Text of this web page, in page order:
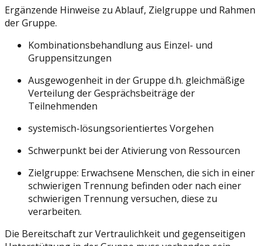
Ergänzende Hinweise zu Ablauf, Zielgruppe und Rahmen
der Gruppe.
Kombinationsbehandlung aus Einzel- und
Gruppensitzungen
Ausgewogenheit in der Gruppe d.h. gleichmäßige
Verteilung der Gesprächsbeiträge der
Teilnehmenden
systemisch-lösungsorientiertes Vorgehen
Schwerpunkt bei der Ativierung von Ressourcen
Zielgruppe: Erwachsene Menschen, die sich in einer
schwierigen Trennung befinden oder nach einer
schwierigen Trennung versuchen, diese zu
verarbeiten.
Die Bereitschaft zur Vertraulichkeit und gegenseitigen